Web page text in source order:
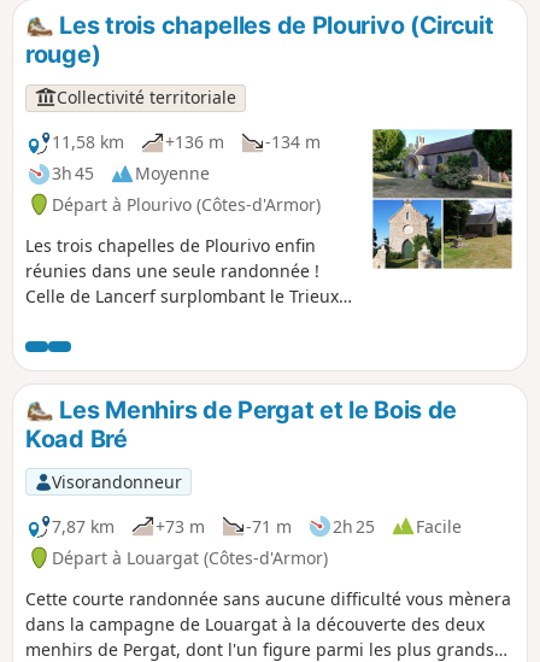
s'était engagé à l'acheter : ici s'est donc déroulé un des tout
premiers épisodes de l'Affaire Seznec...
Les trois chapelles de Plourivo (Circuit
rouge)
Collectivité territoriale
11,58 km
+136 m
-134 m
3h 45
Moyenne
Départ à Plourivo (Côtes-d'Armor)
Les trois chapelles de Plourivo enfin
réunies dans une seule randonnée !
Celle de Lancerf surplombant le Trieux,
miraculeuse et Saint-Jean nichée dans
le hameau de Penhoat. Trois chapelles,
trois environnements différents. Un
patrimoine modeste, mais, à découvrir.
Randonnez par les lisières, les chemins
d'exploitation, les bois de pins,...
Finissez votre circuit en vous installant
face au Trieux, sur une table de pique-
nique, qui se trouve juste de l'autre côté
de la voie ferrée. Le cadre y est paisible
et reposant.
Les Menhirs de Pergat et le Bois de
Koad Bré
Visorandonneur
7,87 km
+73 m -71 m 2h 25
Facile
Départ à Louargat (Côtes-d'Armor)
Cette courte randonnée sans aucune difficulté vous mènera
dans la campagne de Louargat à la découverte des deux
menhirs de Pergat, dont l'un figure parmi les plus grands